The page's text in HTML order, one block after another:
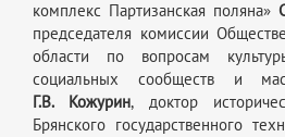
комплекс Партизанская поляна»
председателя комиссии
области по вопросам
социальных сообществ и
Г.В. Кожурин, доктор
Брянского государственного